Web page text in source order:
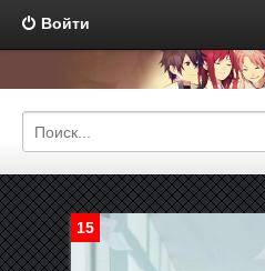
Войти
15